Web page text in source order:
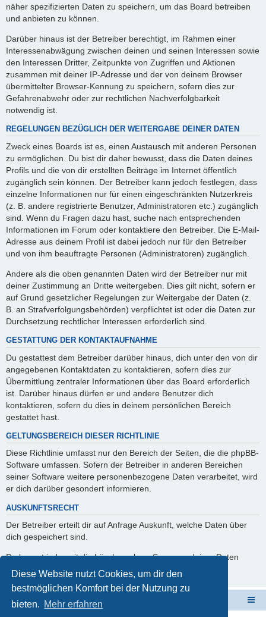
Diese Website nutzt Cookies, um dir den
bestmöglichen Komfort bei der Nutzung zu
bieten. Mehr erfahren
näher spezifizierten Daten zu speichern, um das Board betreiben
und anbieten zu können.
Darüber hinaus ist der Betreiber berechtigt, im Rahmen einer
Interessenabwägung zwischen deinen und seinen Interessen sowie
den Interessen Dritter, Zeitpunkte von Zugriffen und Aktionen
zusammen mit deiner IP-Adresse und der von deinem Browser
übermittelter Browser-Kennung zu speichern, sofern dies zur
Gefahrenabwehr oder zur rechtlichen Nachverfolgbarkeit
notwendig ist.
REGELUNGEN BEZÜGLICH DER WEITERGABE DEINER DATEN
Zweck eines Boards ist es, einen Austausch mit anderen Personen
zu ermöglichen. Du bist dir daher bewusst, dass die Daten deines
Profils und die von dir erstellten Beiträge im Internet öffentlich
zugänglich sein können. Der Betreiber kann jedoch festlegen, dass
einzelne Informationen nur für einen eingeschränkten Nutzerkreis
(z. B. andere registrierte Benutzer, Administratoren etc.) zugänglich
sind. Wenn du Fragen dazu hast, suche nach entsprechenden
Informationen im Forum oder kontaktiere den Betreiber. Die E-Mail-
Adresse aus deinem Profil ist dabei jedoch nur für den Betreiber
und von ihm beauftragte Personen (Administratoren) zugänglich.
Andere als die oben genannten Daten wird der Betreiber nur mit
deiner Zustimmung an Dritte weitergeben. Dies gilt nicht, sofern er
auf Grund gesetzlicher Regelungen zur Weitergabe der Daten (z.
B. an Strafverfolgungsbehörden) verpflichtet ist oder die Daten zur
Durchsetzung rechtlicher Interessen erforderlich sind.
GESTATTUNG DER KONTAKTAUFNAHME
Du gestattest dem Betreiber darüber hinaus, dich unter den von dir
angegebenen Kontaktdaten zu kontaktieren, sofern dies zur
Übermittlung zentraler Informationen über das Board erforderlich
ist. Darüber hinaus dürfen er und andere Benutzer dich
kontaktieren, sofern du dies in deinem persönlichen Bereich
gestattet hast.
GELTUNGSBEREICH DIESER RICHTLINIE
Diese Richtlinie umfasst nur den Bereich der Seiten, die die phpBB-
Software umfassen. Sofern der Betreiber in anderen Bereichen
seiner Software weitere personenbezogene Daten verarbeitet, wird
er dich darüber gesondert informieren.
AUSKUNFTSRECHT
Der Betreiber erteilt dir auf Anfrage Auskunft, welche Daten über
dich gespeichert sind.
Du kannst jederzeit die Löschung bzw. Sperrung deiner Daten
verlangen. Kontaktiere hierzu bitte den Betreiber.
ElabNET Technik Forum